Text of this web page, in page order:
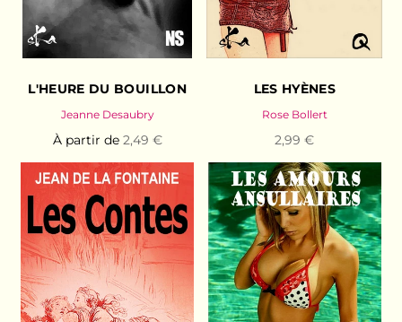
L'HEURE DU BOUILLON
Jeanne Desaubry
À partir de 2,49 €
LES HYÈNES
Rose Bollert
2,99 €